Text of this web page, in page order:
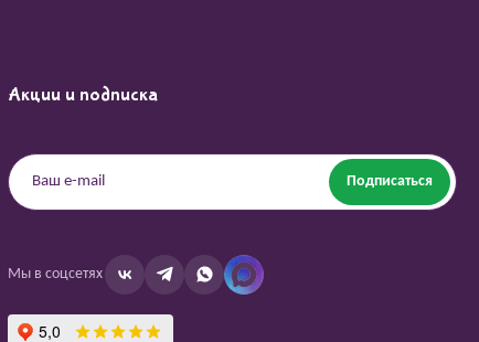
Акции и подписка
Подписаться
Мы в соцсетях